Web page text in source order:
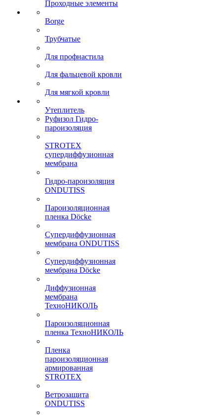
Проходные элементы
Borge
Трубчатые
Для профнастила
Для фальцевой кровли
Для мягкой кровли
Утеплитель
Руфизол Гидро-
пароизоляция
STROTEX
супердиффузионная
мембрана
Гидро-пароизоляция
ONDUTISS
Пароизоляционная
пленка Döcke
Супердиффузионная
мембрана ONDUTISS
Супердиффузионная
мембрана Döcke
Диффузионная
мембрана
ТехноНИКОЛЬ
Пароизоляционная
пленка ТехноНИКОЛЬ
Пленка
пароизоляционная
армированная
STROTEX
Ветрозащита
ONDUTISS